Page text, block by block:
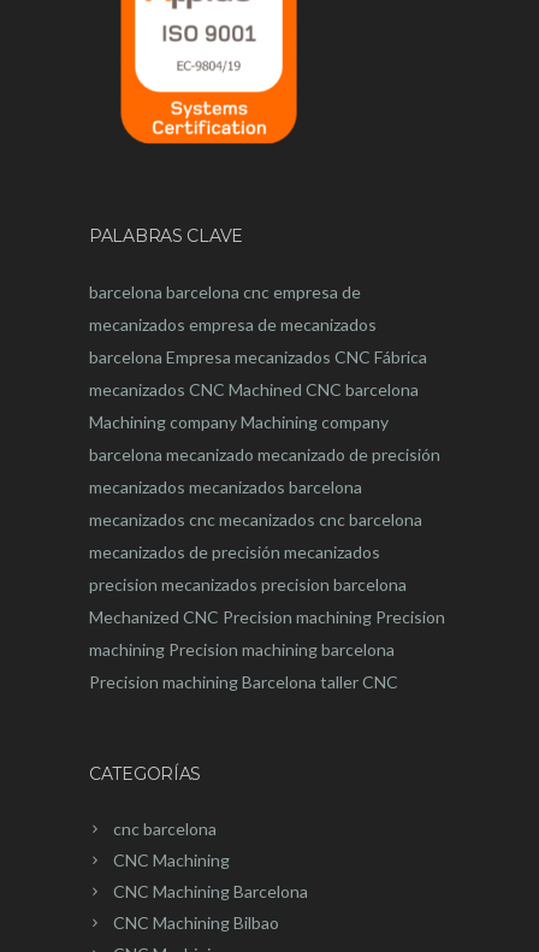
PALABRAS CLAVE
barcelona barcelona cncempresa de
mecanizados empresa de mecanizados
barcelona Empresa mecanizados CNC Fábrica
mecanizados CNC Machined CNC barcelona
Machining companyMachining company
barcelona mecanizado mecanizado de precisión
mecanizados mecanizados barcelona
mecanizados cncmecanizados cnc barcelona
mecanizados de precisión mecanizados
precision mecanizados precision barcelona
Mechanized CNC Precision machining Precision
machining Precision machining barcelona
Precision machining Barcelona taller CNC
CATEGORÍAS
cnc barcelona
CNC Machining
CNC Machining Barcelona
CNC Machining Bilbao